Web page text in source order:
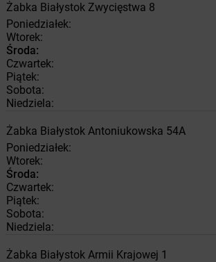
Żabka Białystok Zwycięstwa 8
Poniedziałek:
Wtorek:
Środa:
Czwartek:
Piątek:
Sobota:
Niedziela:
Żabka Białystok Antoniukowska 54A
Poniedziałek:
Wtorek:
Środa:
Czwartek:
Piątek:
Sobota:
Niedziela:
Żabka Białystok Armii Krajowej 1